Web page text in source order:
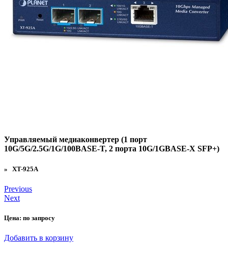
Управляемый медиаконвертер (1 порт
10G/5G/2.5G/1G/100BASE-T, 2 порта 10G/1GBASE-X SFP+)
» XT-925A
Previous
Next
Цена: по запросу
Добавить в корзину